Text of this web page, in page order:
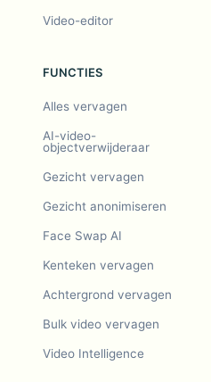
Video-editor
FUNCTIES
Alles vervagen
AI-video-
objectverwijderaar
Gezicht vervagen
Gezicht anonimiseren
Face Swap AI
Kenteken vervagen
Achtergrond vervagen
Bulk video vervagen
Video Intelligence